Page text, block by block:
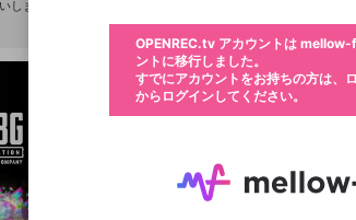
検索履歴をすべて削除
します。
チームメンバーに追加
ブロックリストに追加
この動画の公開は終
ファンレタ
応援している配信者にファンレターを
す。好きなデザインを選んでメッセー
ールアイテムでデコレーションして、
※ファンレター機能は有料サービスです
固定動画に設定
マイページに表示されている動画 (ライブ
ーカイブ、アップロード動画) をページの
きます。動画タイトル横のメニューより
す。
選択できるプレイリストがありません。プレイ
きます。
ポイントが不足し
ご確認くださ
利用規約とプライバシーポリシー
サービスを利用するには変更後の
新規登録
メールアドレスで新
または
@ ログイン
メールアドレスでロ
または
ログイン
OPENREC.tv アカウントは mellow-
ントに移行しました。
すでにアカウントをお持ちの方は、
からログインしてください。
登録したメールアドレスを入力し、
入力していただいたメー
に、パスワード再設定用
年
生年月は登録後に変更できません。
お住まいの地域
認証コードの
ール記載の6桁の認証コードを入力し
セッションの有効期限が
不適切なユーザーとし
か？
問題を選択してください
わいせつな表現
サブスクシェ
Discordアカウントをお持ちで